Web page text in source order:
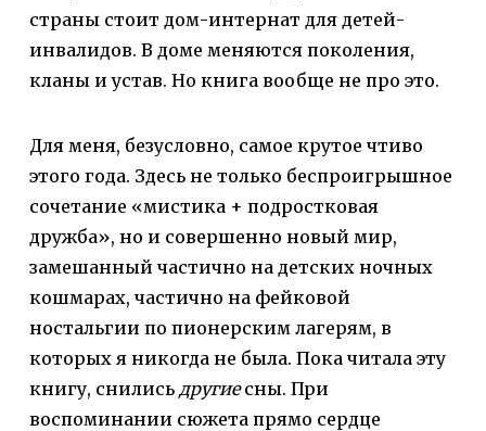
страны стоит дом-интернат для детей-
инвалидов. В доме меняются поколения,
кланы и устав. Но книга вообще не про это.
Для меня, безусловно, самое крутое чтиво
этого года. Здесь не только беспроигрышное
сочетание «мистика + подростковая
дружба», но и совершенно новый мир,
замешанный частично на детских ночных
кошмарах, частично на фейковой
ностальгии по пионерским лагерям, в
которых я никогда не была. Пока читала эту
книгу, снились другиесны. При
воспоминании сюжета прямо сердце